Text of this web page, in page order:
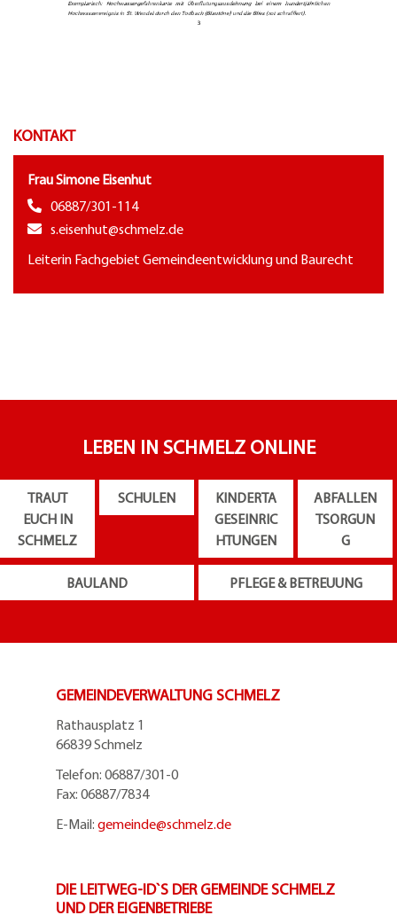
KONTAKT
Frau Simone Eisenhut
06887/301-114
s.eisenhut@schmelz.de
Leiterin Fachgebiet Gemeindeentwicklung und Baurecht
LEBEN IN SCHMELZ ONLINE
TRAUT
EUCH IN
SCHMELZ
SCHULEN
KINDERTA
GESEINRIC
HTUNGEN
ABFALLEN
TSORGUN
G
BAULAND PFLEGE & BETREUUNG
GEMEINDEVERWALTUNG SCHMELZ
Rathausplatz 1
66839 Schmelz
Telefon: 06887/301-0
Fax: 06887/7834
E-Mail: gemeinde@schmelz.de
DIE LEITWEG-ID`S DER GEMEINDE SCHMELZ
UND DER EIGENBETRIEBE